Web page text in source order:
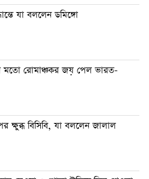
যা বললেন ডমিঙ্গো
মতো রোমাঞ্চকর জয় পেল ভারত-
ক্ষুব্ধ বিসিবি, যা বললেন জালাল